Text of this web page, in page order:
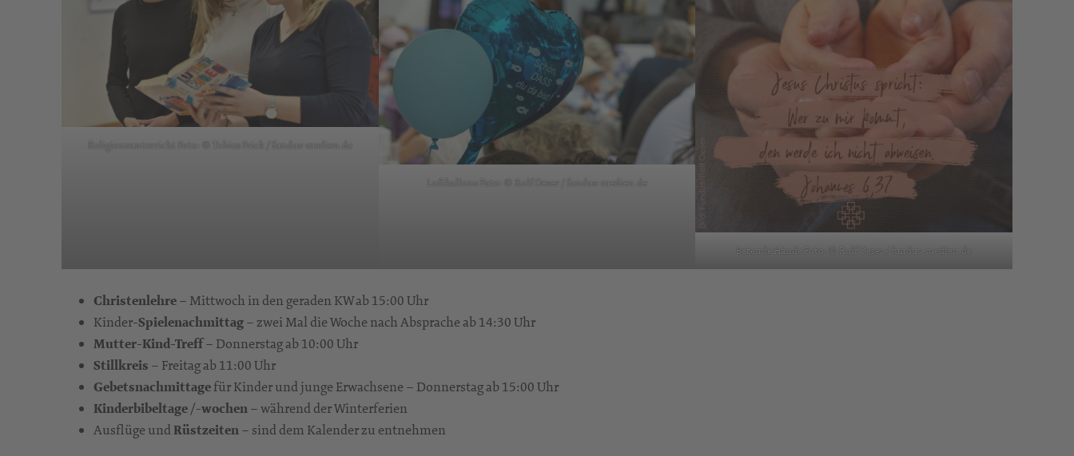
Religionsunterricht Foto: © Tobias Frick / fundus-medien.de
Luftballons Foto: © Rolf Oeser / fundus-medien.de
Betende Hände Foto: © Rolf Oeser / fundus-medien.de
Christenlehre– Mittwoch in den geraden KW ab 15:00 Uhr
Kinder-Spielenachmittag– zwei Mal die Woche nach Absprache ab 14:30 Uhr
Mutter-Kind-Treff– Donnerstag ab 10:00 Uhr
Stillkreis – Freitag ab 11:00 Uhr
Gebetsnachmittagefür Kinder und junge Erwachsene – Donnerstag ab 15:00 Uhr
Kinderbibeltage/-wochen– während der Winterferien
Ausflüge undRüstzeiten– sind dem Kalender zu entnehmen